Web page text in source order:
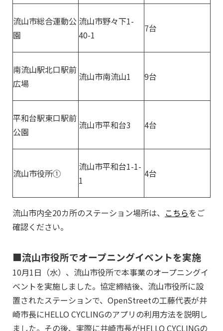
流山市総合運動公
園
流山市野々下1-
40-1
7台
南流山駅北口駅前
広場
流山市南流山1 9台
平和台駅東口駅前
公園
流山市平和台3 4台
流山市役所①
流山市平和台1-1-
1
4台
流山市内全20カ所のステーション場所は、 こちらをご
確認ください。
■流山市役所でオープニングイベントを実施
10月1日（水）、流山市役所で本事業のオープニングイ
ベントを実施しました。協定締結後、流山市役所に設
置されたステーションで、OpenStreetの工藤代表が井
崎市長にHELLO CYCLINGのアプリの利用方法を説明し
ました。その後、実際に井崎市長がHELLO CYCLINGの